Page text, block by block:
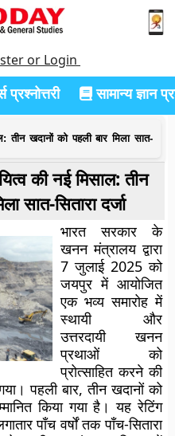
or Login
सामान्य ज्ञान
तीन खदानों को पहली बार मिला सात-
की नई मिसाल: तीन
सात-सितारा दर्जा
भारत सरकार के
खनन मंत्रालय द्वारा
7 जुलाई 2025 को
जयपुर में आयोजित
एक भव्य समारोह में
स्थायी और
उत्तरदायी खनन
प्रथाओं को
प्रोत्साहित करने की
पहली बार, तीन खदानों को
किया गया है। यह रेटिंग
पाँच वर्षों तक पाँच-सितारा